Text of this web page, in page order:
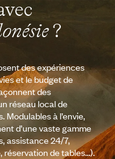
?
des expériences
et le budget de
des
réseau local de
à l’envie,
d’une vaste gamme
assistance 24/7,
réservation de tables…).